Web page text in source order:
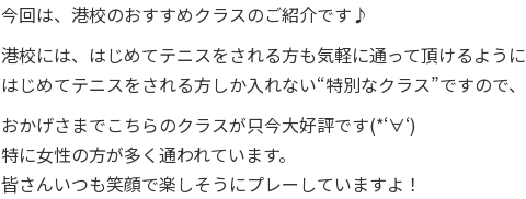
今回は、港校のおすすめクラスのご紹介です♪
港校には、はじめてテニスをされる方も気軽に通って頂けるよう
はじめてテニスをされる方しか入れない“特別なクラス”ですので
おかげさまでこちらのクラスが只今大好評です(*‘∀‘)
特に女性の方が多く通われています。
皆さんいつも笑顔で楽しそうにプレーしていますよ！